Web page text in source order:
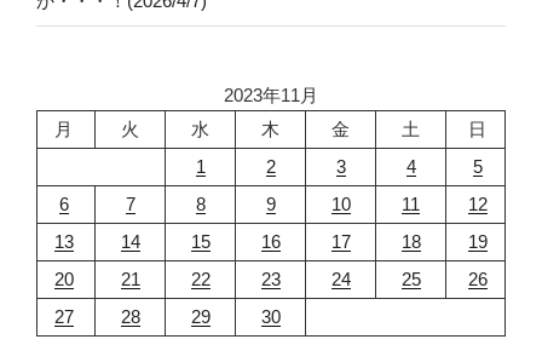
2023年11月
月
火 水 木 金 土
日
1
2 3 4
5
6
7 8 9 10 11
12
13
14 15 16 17 18
19
20
21 22 23 24 25
26
27
28 29
30